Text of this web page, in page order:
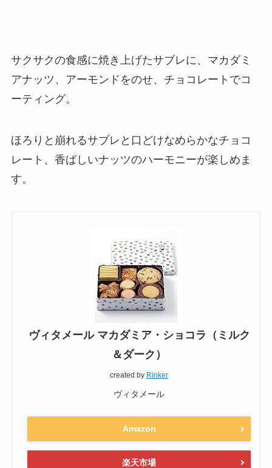
サクサクの食感に焼き上げたサブレに、マカダミ
アナッツ、アーモンドをのせ、チョコレートでコ
ーティング。
ほろりと崩れるサブレと口どけなめらかなチョコ
レート、香ばしいナッツのハーモニーが楽しめま
す。
ヴィタメール マカダミア・ショコラ（ミルク
＆ダーク）
created by Rinker
ヴィタメール
Amazon
楽天市場